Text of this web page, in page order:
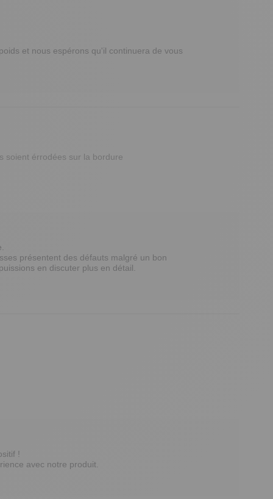
et nous espérons qu'il continuera de vous
soient érrodées sur la bordure
présentent des défauts malgré un bon
en discuter plus en détail.
!
avec notre produit.